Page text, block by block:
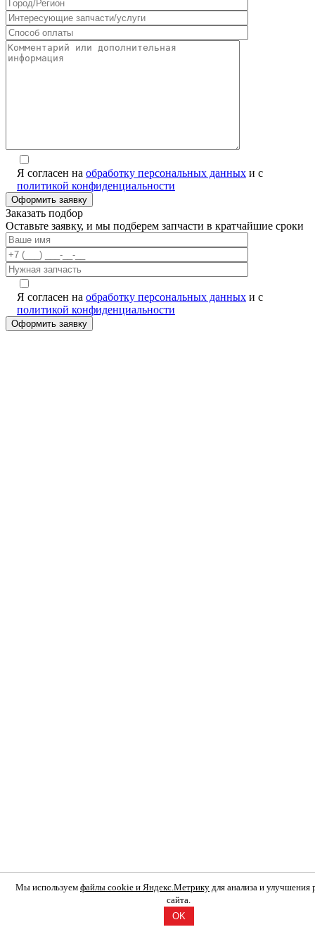
Я согласен на обработку персональных данных и с
политикой конфиденциальности
Заказать подбор
Оставьте заявку, и мы подберем запчасти в кратчайшие сроки
Я согласен на обработку персональных данных и с
политикой конфиденциальности
Мы используем файлы cookie и Яндекс.Метрику для анализа и улучшения
сайта.
OK